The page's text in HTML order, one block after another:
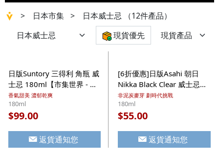
> 日本市集 > 日本威士忌 （12件產品）
現貨優先
日版Suntory 三得利 角瓶 威
士忌 180ml【市集世界 - 日
本市集】
香氣甜美 濃郁乾爽
180ml
$99.00
返貨通知您
[6折優惠]日版Asahi 朝日
Nikka Black Clear 威士忌
180ml【市集世界 - 日本市
集】
非泥炭麥芽 劃時代挑戰
180ml
$55.00
返貨通知您